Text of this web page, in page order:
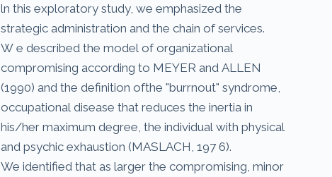
ln this exploratory study, we emphasized the
strategic administration and the chain of services.
W e described the model of organizational
compromising according to MEYER and ALLEN
(1990) and the definition ofthe "burrnout" syndrome,
occupational disease that reduces the inertia in
his/her maximum degree, the individual with physical
and psychic exhaustion (MASLACH, 197 6).
We identified that as larger the compromising, minor